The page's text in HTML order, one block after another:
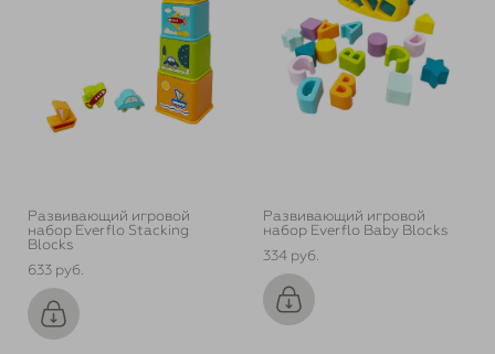
Развивающий игровой
набор Everflo Stacking
Blocks
633 pуб.
Развивающий игровой
набор Everflo Baby Blocks
334 pуб.